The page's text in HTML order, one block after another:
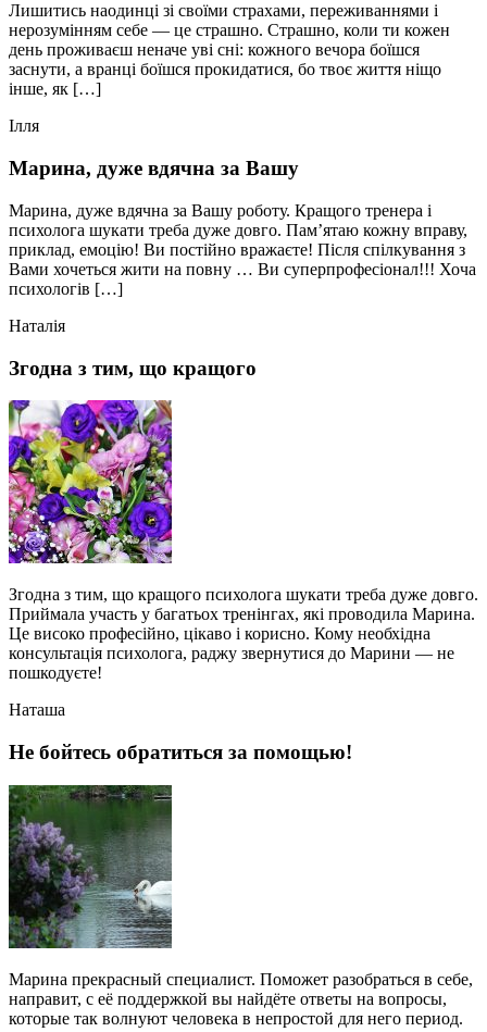
Лишитись наодинці зі своїми страхами, переживаннями і
нерозумінням себе — це страшно. Страшно, коли ти кожен
день проживаєш неначе уві сні: кожного вечора боїшся
заснути, а вранці боїшся прокидатися, бо твоє життя ніщо
інше, як […]
Ілля
Марина, дуже вдячна за Вашу
Марина, дуже вдячна за Вашу роботу. Кращого тренера і
психолога шукати треба дуже довго. Пам’ятаю кожну вправу,
приклад, емоцію! Ви постійно вражаєте! Після спілкування з
Вами хочеться жити на повну … Ви суперпрофесіонал!!! Хоча
психологів […]
Наталія
Згодна з тим, що кращого
Згодна з тим, що кращого психолога шукати треба дуже довго.
Приймала участь у багатьох тренінгах, які проводила Марина.
Це високо професійно, цікаво і корисно. Кому необхідна
консультація психолога, раджу звернутися до Марини — не
пошкодуєте!
Наташа
Не бойтесь обратиться за помощью!
Марина прекрасный специалист. Поможет разобраться в себе,
направит, с её поддержкой вы найдёте ответы на вопросы,
которые так волнуют человека в непростой для него период.